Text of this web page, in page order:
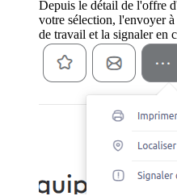
Depuis le détail de l'offre
votre sélection, l'envoyer
de travail et la signaler en